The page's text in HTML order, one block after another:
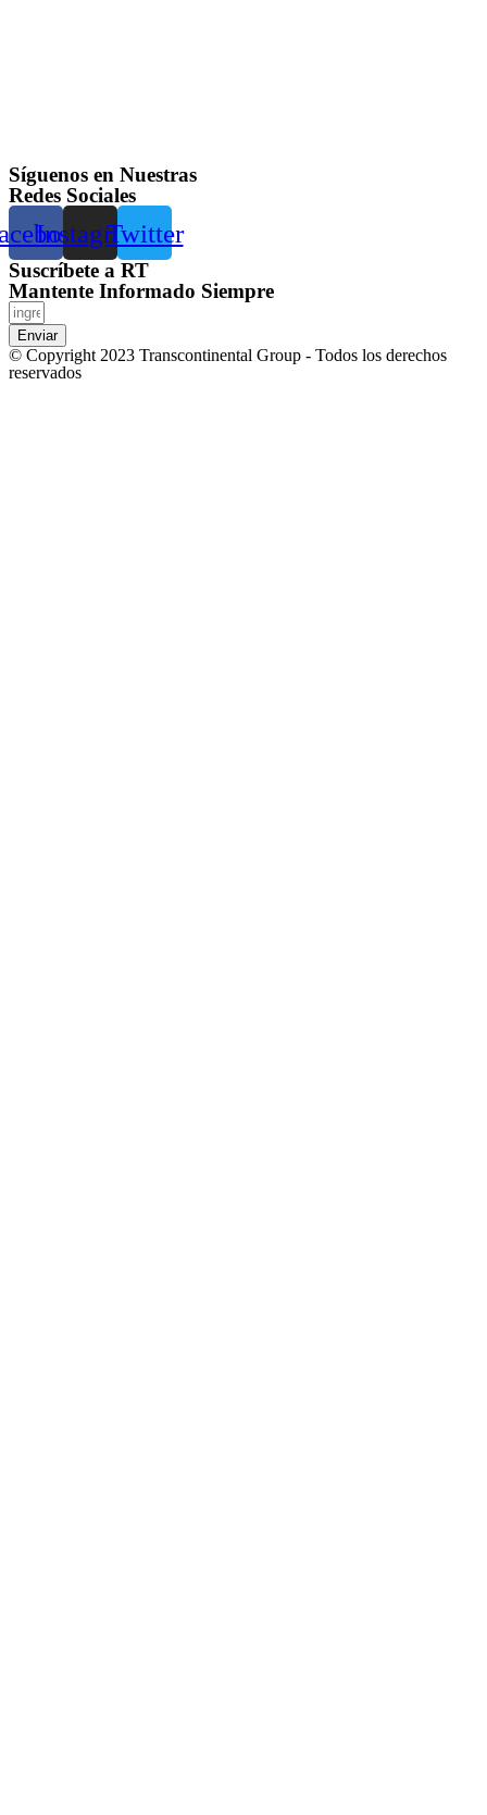
Síguenos en Nuestras
Redes Sociales
InstagramTwitter
Suscríbete a RT
Mantente Informado Siempre
Enviar
© Copyright 2023 Transcontinental Group - Todos los derechos
reservados